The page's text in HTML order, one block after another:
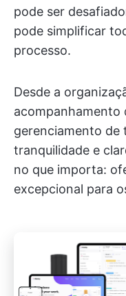
pode ser
pode simplificar
processo.
Desde a
acompanhamento
gerenciamento de
tranquilidade e
no que importa:
excepcional para